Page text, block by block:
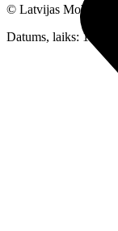
© Latvijas Mobilais
Datums, laiks: